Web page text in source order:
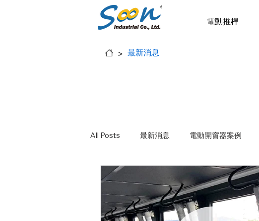
電動推桿
> 最新消息
All Posts 最新消息 電動開窗器案例
電動天窗 電動橫拉窗 自然排煙窗